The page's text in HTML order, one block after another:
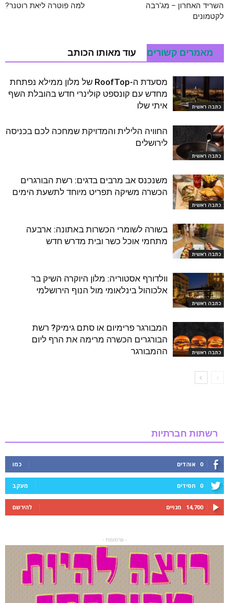
השריד האחרון – מג'רבה
לקטמונים
למה פוטרה ליאת רוטנר?
מאמרים קשורים עוד מאותו הכותב
כתבה ראשית
מסעדת ה-RoofTop של מלון ממילא נפתחת
מחדש עם קונספט קולינרי חדש בהובלת השף
איתי שלו
כתבה ראשית
החוויה הלילית והמדויקת שמחכה לכם בכניסה
לירושלים
כתבה ראשית
משנכנס אב מרבים בדגים: רשת הבורגרים
הכשרה משיקה תפריט מיוחד לתשעת הימים
כתבה ראשית
בשורה לשומרי הכשרות באתונה: ארבעה
מתחמי אוכל כשר ובית מדרש חדש
כתבה ראשית
וולדורף אסטוריה: מלון היוקרה השיק בר
אלכוהול בינלאומי מול הנוף הירושלמי
כתבה ראשית
המבורגר פרימיום או סתם גימיק? רשת
הבורגרים הכשרה מרימה את הרף ליום
ההמבורגר
רשתות חברתיות
0 אוהדים כמו
0 חסידים מעקב
14,700 מנויים להירשם
- פרסומת -